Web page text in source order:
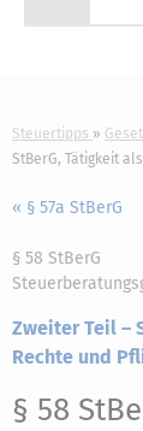
Steuertipps
StBerG, Tätigkeit
« § 57a StBerG
§ 58 StBerG
Zweiter Teil –
Rechte und
§ 58